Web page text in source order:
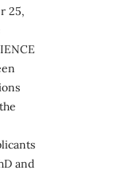
25,
and